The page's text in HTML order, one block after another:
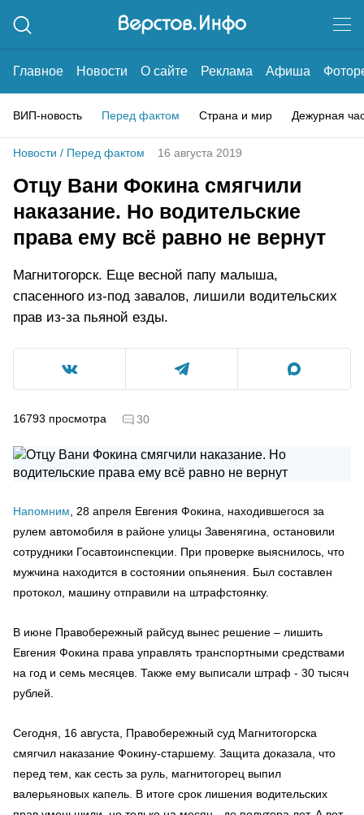
Главное Новости О сайте Реклама Афиша
ВИП-новость Перед фактом Страна и мир Дежурная
Новости / Перед фактом 16 августа 2019
Отцу Вани Фокина смягчили
наказание. Но водительские
права ему всё равно не вернут
Магнитогорск. Еще весной папу малыша,
спасенного из-под завалов, лишили водительских
прав из-за пьяной езды.
16793 просмотра 30
Напомним , 28 апреля Евгения Фокина, находившегося за
рулем автомобиля в районе улицы Завенягина, остановили
сотрудники Госавтоинспекции. При проверке выяснилось, что
мужчина находится в состоянии опьянения. Был составлен
протокол, машину отправили на штрафстоянку.
В июне Правобережный райсуд вынес решение – лишить
Евгения Фокина права управлять транспортными средствами
на год и семь месяцев. Также ему выписали штраф - 30 тысяч
рублей.
Сегодня, 16 августа, Правобережный суд Магнитогорска
смягчил наказание Фокину-старшему. Защита доказала, что
перед тем, как сесть за руль, магнитогорец выпил
валерьяновых капель. В итоге срок лишения водительских